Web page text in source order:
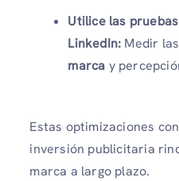
Utilice las
LinkedIn: Medir
marca y
Estas optimizaciones
inversión publicitaria
marca a largo plazo.